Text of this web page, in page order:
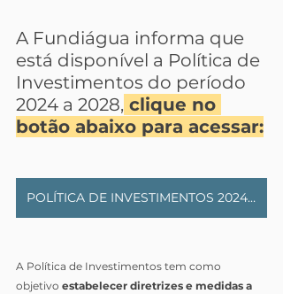
A Fundiágua informa que
está disponível a Política de
Investimentos do período
2024 a 2028, clique no
botão abaixo para acessar:
POLÍTICA DE INVESTIMENTOS 2024-2028
A Política de Investimentos tem como
objetivo estabelecer diretrizes e medidas a